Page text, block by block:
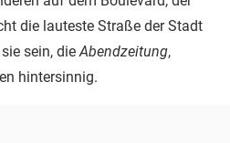
die lauteste Straße der Stadt
sein, die Abendzeitung,
hintersinnig.